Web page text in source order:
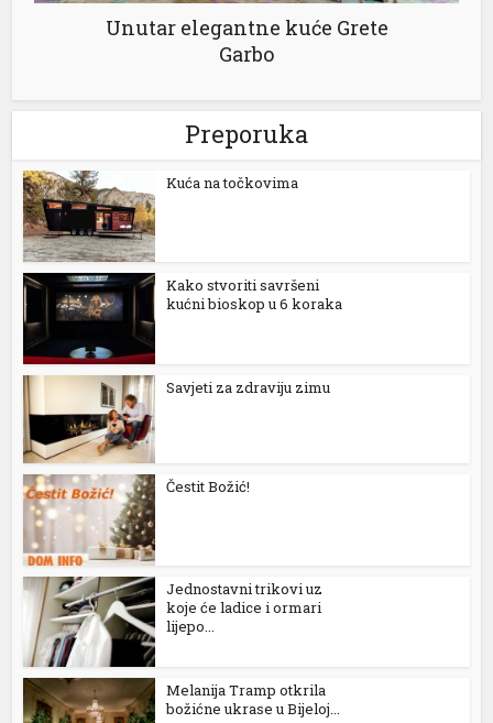
Unutar elegantne kuće Grete
Garbo
Preporuka
Kuća na točkovima
Kako stvoriti savršeni
kućni bioskop u 6 koraka
Savjeti za zdraviju zimu
Čestit Božić!
Jednostavni trikovi uz
koje će ladice i ormari
lijepo...
Melanija Tramp otkrila
božićne ukrase u Bijeloj...